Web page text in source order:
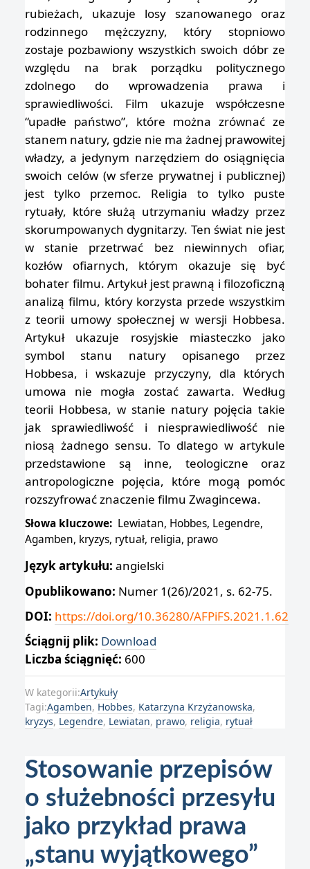
rubieżach, ukazuje losy szanowanego oraz
rodzinnego mężczyzny, który stopniowo
zostaje pozbawiony wszystkich swoich dóbr ze
względu na brak porządku politycznego
zdolnego do wprowadzenia prawa i
sprawiedliwości. Film ukazuje współczesne
“upadłe państwo”, które można zrównać ze
stanem natury, gdzie nie ma żadnej prawowitej
władzy, a jedynym narzędziem do osiągnięcia
swoich celów (w sferze prywatnej i publicznej)
jest tylko przemoc. Religia to tylko puste
rytuały, które służą utrzymaniu władzy przez
skorumpowanych dygnitarzy. Ten świat nie jest
w stanie przetrwać bez niewinnych ofiar,
kozłów ofiarnych, którym okazuje się być
bohater filmu. Artykuł jest prawną i filozoficzną
analizą filmu, który korzysta przede wszystkim
z teorii umowy społecznej w wersji Hobbesa.
Artykuł ukazuje rosyjskie miasteczko jako
symbol stanu natury opisanego przez
Hobbesa, i wskazuje przyczyny, dla których
umowa nie mogła zostać zawarta. Według
teorii Hobbesa, w stanie natury pojęcia takie
jak sprawiedliwość i niesprawiedliwość nie
niosą żadnego sensu. To dlatego w artykule
przedstawione są inne, teologiczne oraz
antropologiczne pojęcia, które mogą pomóc
rozszyfrować znaczenie filmu Zwagincewa.
Słowa kluczowe: Lewiatan, Hobbes, Legendre,
Agamben, kryzys, rytuał, religia, prawo
Język artykułu: angielski
Opublikowano: Numer 1(26)/2021, s. 62-75.
DOI: https://doi.org/10.36280/AFPiFS.2021.1.62
Ściągnij plik: Download
Liczba ściągnięć: 600
W kategorii:Artykuły
Tagi:Agamben, Hobbes, Katarzyna Krzyżanowska,
kryzys, Legendre, Lewiatan, prawo, religia, rytuał
Stosowanie przepisów
o służebności przesyłu
jako przykład prawa
„stanu wyjątkowego”